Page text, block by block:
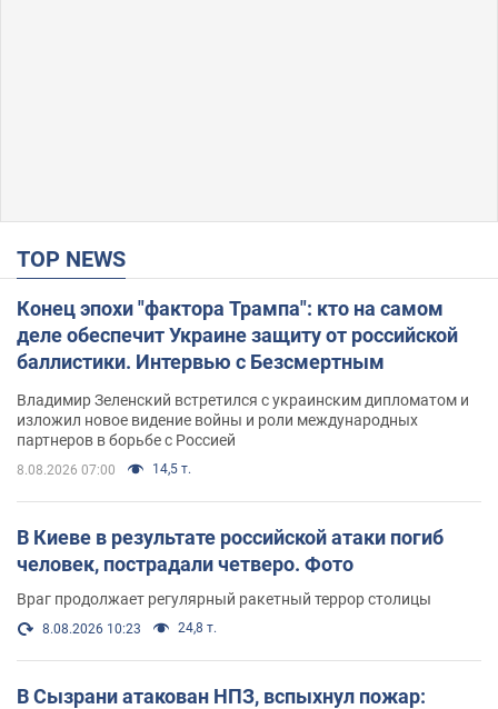
TOP NEWS
Конец эпохи "фактора Трампа": кто на самом
деле обеспечит Украине защиту от российской
баллистики. Интервью с Безсмертным
Владимир Зеленский встретился с украинским дипломатом и
изложил новое видение войны и роли международных
партнеров в борьбе с Россией
8.08.2026 07:00 14,5 т.
В Киеве в результате российской атаки погиб
человек, пострадали четверо. Фото
Враг продолжает регулярный ракетный террор столицы
8.08.2026 10:23 24,8 т.
В Сызрани атакован НПЗ, вспыхнул пожар: